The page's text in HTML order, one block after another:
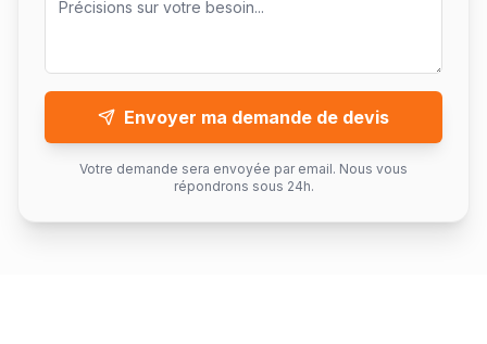
Envoyer ma demande de devis
Votre demande sera envoyée par email. Nous vous
répondrons sous 24h.